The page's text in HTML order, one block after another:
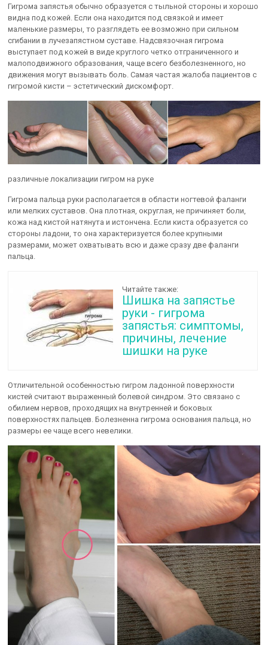
Гигрома запястья обычно образуется с тыльной стороны и хорошо
видна под кожей. Если она находится под связкой и имеет
маленькие размеры, то разглядеть ее возможно при сильном
сгибании в лучезапястном суставе. Надсвязочная гигрома
выступает под кожей в виде круглого четко отграниченного и
малоподвижного образования, чаще всего безболезненного, но
движения могут вызывать боль. Самая частая жалоба пациентов с
гигромой кисти – эстетический дискомфорт.
различные локализации гигром на руке
Гигрома пальца руки располагается в области ногтевой фаланги
или мелких суставов. Она плотная, округлая, не причиняет боли,
кожа над кистой натянута и истончена. Если киста образуется со
стороны ладони, то она характеризуется более крупными
размерами, может охватывать всю и даже сразу две фаланги
пальца.
Читайте также:
Шишка на запястье
руки - гигрома
запястья: симптомы,
причины, лечение
шишки на руке
Отличительной особенностью гигром ладонной поверхности
кистей считают выраженный болевой синдром. Это связано с
обилием нервов, проходящих на внутренней и боковых
поверхностях пальцев. Болезненна гигрома основания пальца, но
размеры ее чаще всего невелики.